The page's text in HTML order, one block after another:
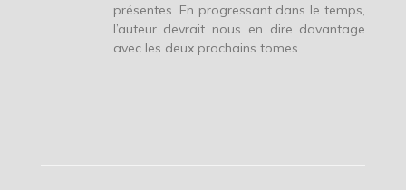
présentes. En progressant dans le temps,
l’auteur devrait nous en dire davantage
avec les deux prochains tomes.